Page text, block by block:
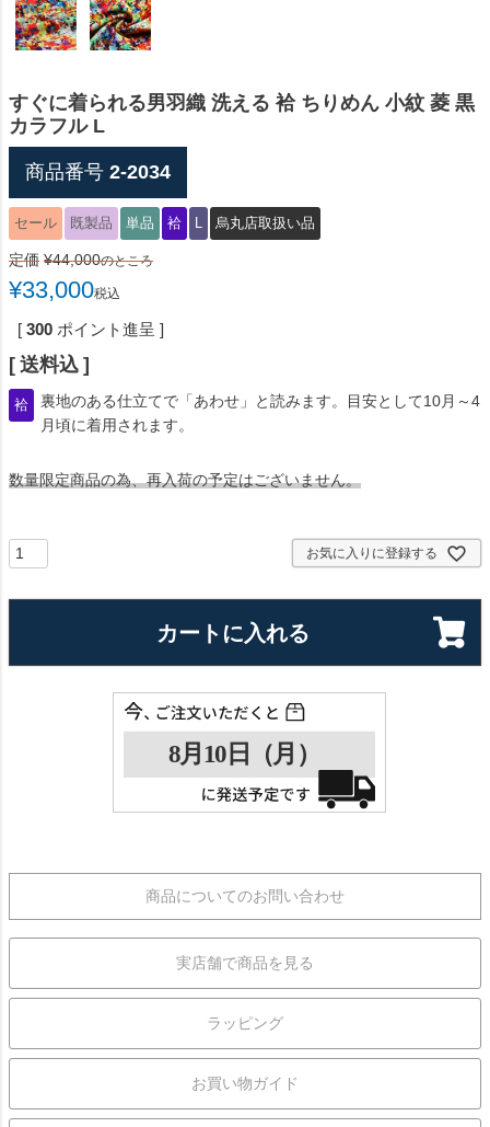
すぐに着られる男羽織 洗える 袷 ちりめん 小紋 菱 黒
カラフル L
商品番号 2-2034
セール 既製品 単品 袷 L 烏丸店取扱い品
定価 ¥44,000のところ
¥33,000税込
[ 300 ポイント進呈 ]
送料込
袷
裏地のある仕立てで「あわせ」と読みます。目安として10月～4
月頃に着用されます。
数量限定商品の為、再入荷の予定はございません。
お気に入りに登録する
カートに入れる
商品についてのお問い合わせ
実店舗で商品を見る
ラッピング
お買い物ガイド